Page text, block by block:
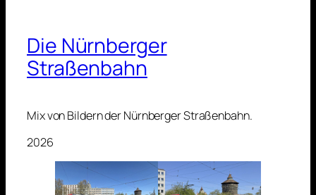
Die Nürnberger
Straßenbahn
Mix von Bildern der Nürnberger Straßenbahn.
2026